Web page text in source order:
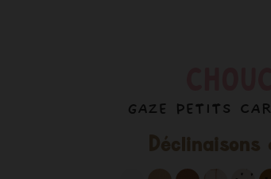
GAZE PETITS
Déclinaisons